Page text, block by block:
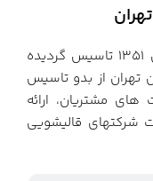
اتحادیه صنف قالیشویان تهران در سال ۱۳۵۱ تاسیس گردیده
تهران از بدو تاسیس
مشتریان، ارائه
شرکتهای قالیشویی